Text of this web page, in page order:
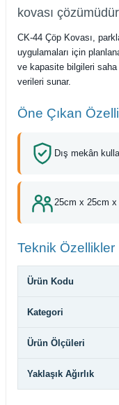
kovası
CK-44 Çöp Kovası,
uygulamaları için
ve kapasite bilgileri
verileri sunar.
Öne Çıkan
Dış mekân
25cm x 25cm
Teknik Özellikler
Ürün Kodu
Kategori
Ürün Ölçüleri
Yaklaşık Ağırlık